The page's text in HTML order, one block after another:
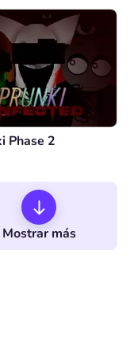
Phase 2
Mostrar más